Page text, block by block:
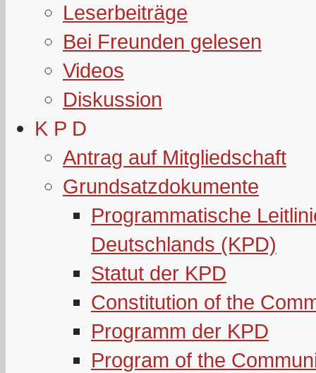
Leserbeiträge
Bei Freunden gelesen
Videos
Diskussion
K P D
Antrag auf Mitgliedschaft
Grundsatzdokumente
Programmatische
Deutschlands (KPD)
Statut der KPD
Constitution of the
Programm der KPD
Program of the